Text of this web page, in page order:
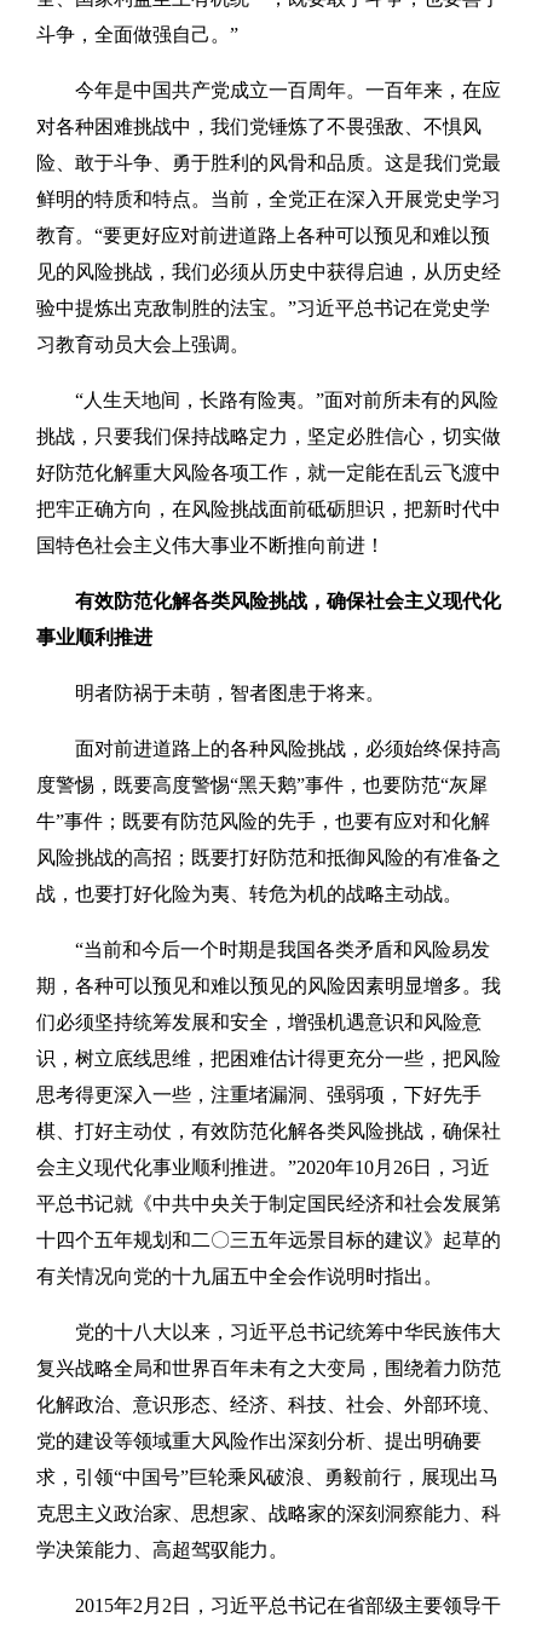
斗争，全面做强自己。”
今年是中国共产党成立一百周年。一百年来，在应
对各种困难挑战中，我们党锤炼了不畏强敌、不惧风
险、敢于斗争、勇于胜利的风骨和品质。这是我们党最
鲜明的特质和特点。当前，全党正在深入开展党史学习
教育。“要更好应对前进道路上各种可以预见和难以预
见的风险挑战，我们必须从历史中获得启迪，从历史经
验中提炼出克敌制胜的法宝。”习近平总书记在党史学
习教育动员大会上强调。
“人生天地间，长路有险夷。”面对前所未有的风险
挑战，只要我们保持战略定力，坚定必胜信心，切实做
好防范化解重大风险各项工作，就一定能在乱云飞渡中
把牢正确方向，在风险挑战面前砥砺胆识，把新时代中
国特色社会主义伟大事业不断推向前进！
有效防范化解各类风险挑战，确保社会主义现代化
事业顺利推进
明者防祸于未萌，智者图患于将来。
面对前进道路上的各种风险挑战，必须始终保持高
度警惕，既要高度警惕“黑天鹅”事件，也要防范“灰犀
牛”事件；既要有防范风险的先手，也要有应对和化解
风险挑战的高招；既要打好防范和抵御风险的有准备之
战，也要打好化险为夷、转危为机的战略主动战。
“当前和今后一个时期是我国各类矛盾和风险易发
期，各种可以预见和难以预见的风险因素明显增多。我
们必须坚持统筹发展和安全，增强机遇意识和风险意
识，树立底线思维，把困难估计得更充分一些，把风险
思考得更深入一些，注重堵漏洞、强弱项，下好先手
棋、打好主动仗，有效防范化解各类风险挑战，确保社
会主义现代化事业顺利推进。”2020年10月26日，习近
平总书记就《中共中央关于制定国民经济和社会发展第
十四个五年规划和二〇三五年远景目标的建议》起草的
有关情况向党的十九届五中全会作说明时指出。
党的十八大以来，习近平总书记统筹中华民族伟大
复兴战略全局和世界百年未有之大变局，围绕着力防范
化解政治、意识形态、经济、科技、社会、外部环境、
党的建设等领域重大风险作出深刻分析、提出明确要
求，引领“中国号”巨轮乘风破浪、勇毅前行，展现出马
克思主义政治家、思想家、战略家的深刻洞察能力、科
学决策能力、高超驾驭能力。
2015年2月2日，习近平总书记在省部级主要领导干